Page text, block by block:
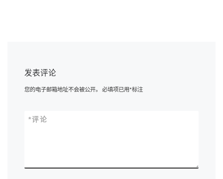
发表评论
您的电子邮箱地址不会被公开。 必填项已用*标注
评论
*